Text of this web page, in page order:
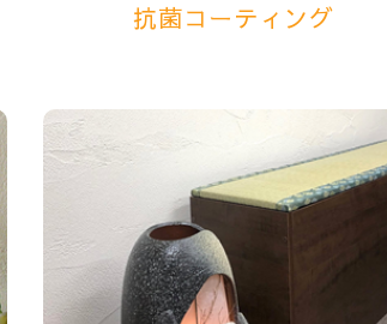
抗菌コーティング